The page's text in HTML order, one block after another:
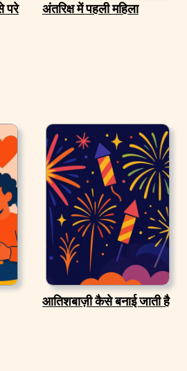
परे
अंतरिक्ष में पहली महिला
आतिशबाज़ी कैसे बनाई जाती है